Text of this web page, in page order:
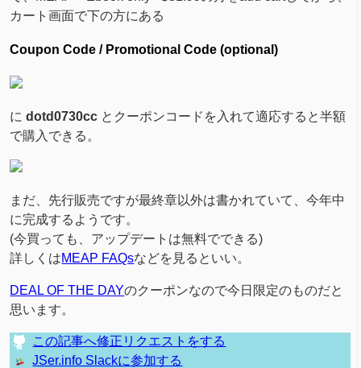
カート画面で下の方にある
Coupon Code / Promotional Code (optional)
にdotd0730cc とクーポンコードを入れて適応すると半額
で購入できる。
まだ、先行販売ですが最終章以外は書かれていて、今年中
に完成するようです。
(今買っても、アップデートは無料でできる)
詳しくはMEAP FAQsなどを見るといい。
DEAL OF THE DAYのクーポンなので今日限定のものだと
思います。
この記事へ修正リクエストをする
JSer.info Slackに参加する